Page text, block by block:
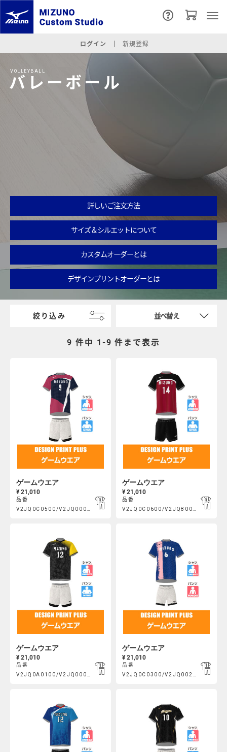
ログイン 新規登録
VOLLEYBALL
バレーボール
詳しいご注文方法
サイズ＆シルエットについて
カスタムオーダーとは
デザインプリントオーダーとは
絞り込み 並べ替え
9 件中 1-9 件まで表示
ゲームウエア
¥ 21,010
Product
Actions
品番
ゲームウエア
¥ 21,010
Product
Actions
品番
ゲームウエア
¥ 21,010
Product
Actions
品番
ゲームウエア
¥ 21,010
Product
Actions
品番